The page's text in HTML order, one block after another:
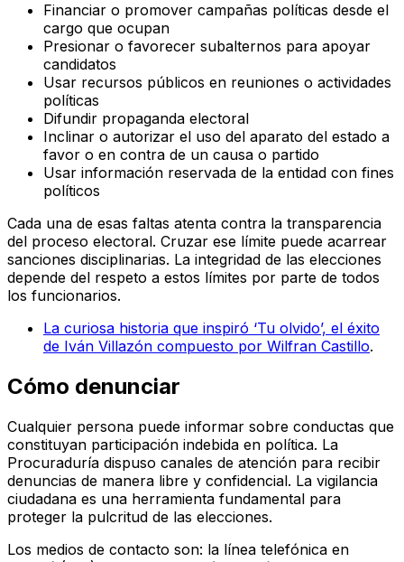
Financiar o promover campañas políticas desde el
cargo que ocupan
Presionar o favorecer subalternos para apoyar
candidatos
Usar recursos públicos en reuniones o actividades
políticas
Difundir propaganda electoral
Inclinar o autorizar el uso del aparato del estado a
favor o en contra de un causa o partido
Usar información reservada de la entidad con fines
políticos
Cada una de esas faltas atenta contra la transparencia
del proceso electoral. Cruzar ese límite puede acarrear
sanciones disciplinarias. La integridad de las elecciones
depende del respeto a estos límites por parte de todos
los funcionarios.
La curiosa historia que inspiró ‘Tu olvido’, el éxito
de Iván Villazón compuesto por Wilfran Castillo.
Cómo denunciar
Cualquier persona puede informar sobre conductas que
constituyan participación indebida en política. La
Procuraduría dispuso canales de atención para recibir
denuncias de manera libre y confidencial. La vigilancia
ciudadana es una herramienta fundamental para
proteger la pulcritud de las elecciones.
Los medios de contacto son: la línea telefónica en